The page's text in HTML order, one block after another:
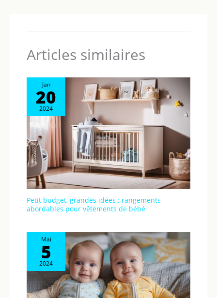
Articles similaires
Jan
20
2024
Petit budget, grandes idées : rangements
abordables pour vêtements de bébé
Mai
5
2024